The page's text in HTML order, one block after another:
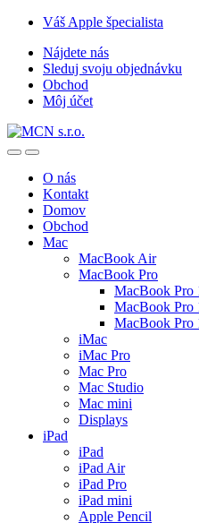
Skip
navigation
Skip
content
Váš Apple špecialista
Nájdete nás
Sleduj svoju objednávku
Obchod
Môj účet
O nás
Kontakt
Domov
Obchod
Mac
MacBook Air
MacBook Pro
MacBook Pro
MacBook Pro
MacBook Pro
iMac
iMac Pro
Mac Pro
Mac Studio
Mac mini
Displays
iPad
iPad
iPad Air
iPad Pro
iPad mini
Apple Pencil